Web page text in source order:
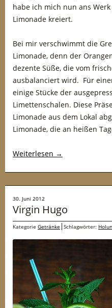
habe ich mich nun ans
Limonade kreiert.
Bei mir verschwimmt die
Limonade, denn der
dezente Süße, die vom
ausbalanciert wird. Für
einige Stücke der
Limettenschalen. Diese
Limonade aus dem Lokal
Limonade, die an heißen
Weiterlesen →
30. Juni 2012
Virgin Hugo
Kategorie Getränke Schlagwörter: